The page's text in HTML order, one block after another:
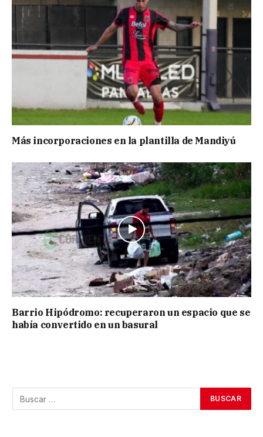
Más incorporaciones en la plantilla de Mandiyú
Barrio Hipódromo: recuperaron un espacio que se
había convertido en un basural